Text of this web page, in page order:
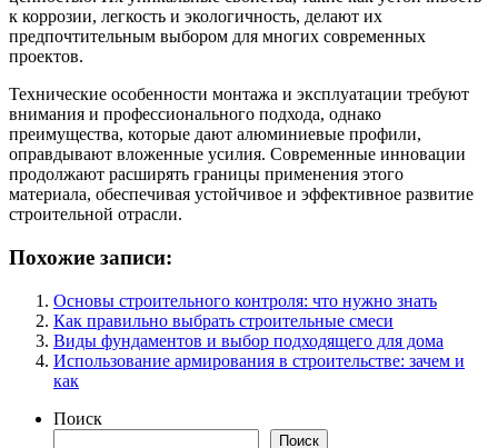
к коррозии, легкость и экологичность, делают их
предпочтительным выбором для многих современных
проектов.
Технические особенности монтажа и эксплуатации требуют
внимания и профессионального подхода, однако
преимущества, которые дают алюминиевые профили,
оправдывают вложенные усилия. Современные инновации
продолжают расширять границы применения этого
материала, обеспечивая устойчивое и эффективное развитие
строительной отрасли.
Похожие записи:
Основы строительного контроля: что нужно знать
Как правильно выбрать строительные смеси
Виды фундаментов и выбор подходящего для дома
Использование армирования в строительстве: зачем и
как
Поиск
Поиск